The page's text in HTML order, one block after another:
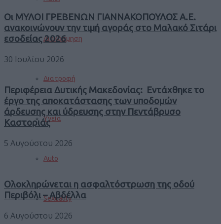
Διακόσμηση
Διατροφή
Υγεία
Auto
Sexuality
Οι ΜΥΛΟΙ ΓΡΕΒΕΝΩΝ ΓΙΑΝΝΑΚΟΠΟΥΛΟΣ Α.Ε.
ανακοινώνουν την τιμή αγοράς στο Μαλακό Σιτάρι
εσοδείας 2026
30 Ιουλίου 2026
Περιφέρεια Δυτικής Μακεδονίας: Εντάχθηκε το
έργο της αποκατάστασης των υποδομών
άρδευσης και ύδρευσης στην Πεντάβρυσο
Καστοριάς
5 Αυγούστου 2026
Ολοκληρώνεται η ασφαλτόστρωση της οδού
Περιβόλι – Αβδέλλα
6 Αυγούστου 2026